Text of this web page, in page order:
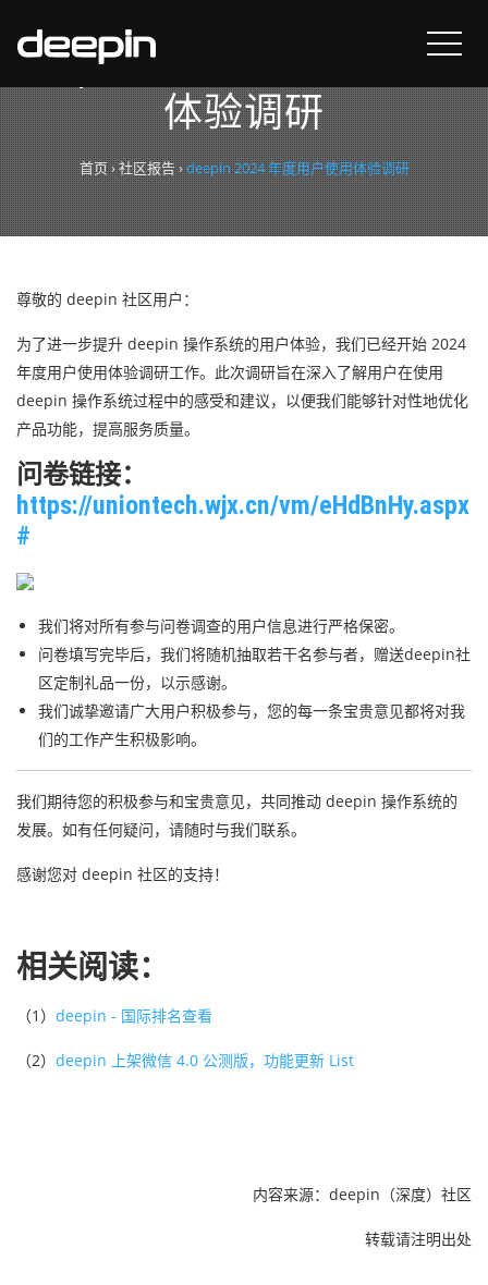
deepin 2024 年度用户使用
体验调研
首页›社区报告›deepin 2024 年度用户使用体验调研
尊敬的 deepin 社区用户：
为了进一步提升 deepin 操作系统的用户体验，我们已经开始 2024
年度用户使用体验调研工作。此次调研旨在深入了解用户在使用
deepin 操作系统过程中的感受和建议，以便我们能够针对性地优化
产品功能，提高服务质量。
问卷链接：
https://uniontech.wjx.cn/vm/eHdBnHy.aspx
#
我们将对所有参与问卷调查的用户信息进行严格保密。
问卷填写完毕后，我们将随机抽取若干名参与者，赠送deepin社
区定制礼品一份，以示感谢。
我们诚挚邀请广大用户积极参与，您的每一条宝贵意见都将对我
们的工作产生积极影响。
我们期待您的积极参与和宝贵意见，共同推动 deepin 操作系统的
发展。如有任何疑问，请随时与我们联系。
感谢您对 deepin 社区的支持！
相关阅读：
（1） deepin - 国际排名查看
（2） deepin 上架微信 4.0 公测版，功能更新 List
内容来源：deepin（深度）社区
转载请注明出处